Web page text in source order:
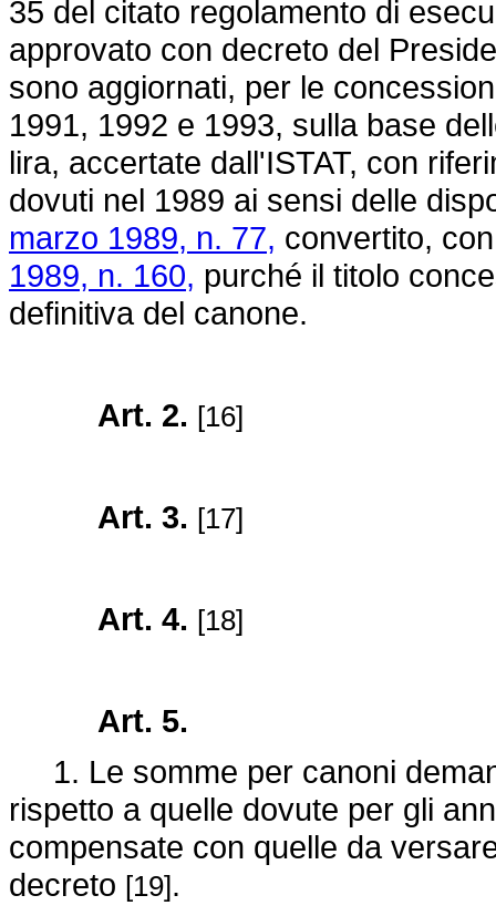
35 del citato regolamento di
approvato con decreto del
sono aggiornati, per le
1991, 1992 e 1993, sulla base
lira, accertate dall'ISTAT, con
dovuti nel 1989 ai sensi delle
marzo 1989, n. 77, convertito,
1989, n. 160, purché il titolo
definitiva del canone.
Art. 2. [16]
Art. 3. [17]
Art. 4. [18]
Art. 5.
1. Le somme per canoni
rispetto a quelle dovute per gli
compensate con quelle da
decreto [19].